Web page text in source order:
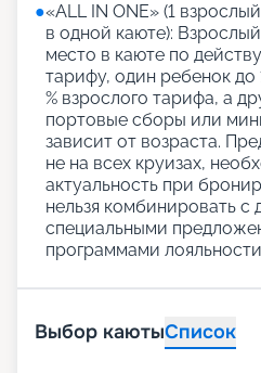
●«АLL IN ONE» (1
в одной каюте):
место в каюте по
тарифу, один ребенок до
% взрослого тарифа, а
портовые сборы или
зависит от возраста.
не на всех круизах,
актуальность при
нельзя комбинировать с
специальными
программами лояльности
Выбор каютыСписок